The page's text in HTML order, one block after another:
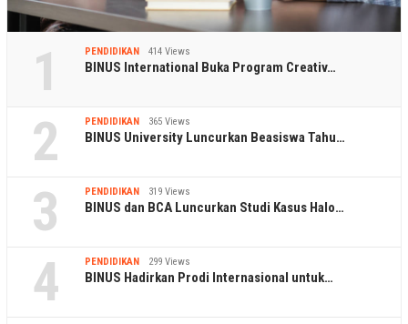
1 PENDIDIKAN 414 Views
BINUS International Buka Program Creativ…
2 PENDIDIKAN 365 Views
BINUS University Luncurkan Beasiswa Tahu…
3 PENDIDIKAN 319 Views
BINUS dan BCA Luncurkan Studi Kasus Halo…
4 PENDIDIKAN 299 Views
BINUS Hadirkan Prodi Internasional untuk…